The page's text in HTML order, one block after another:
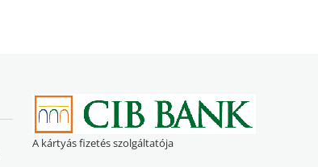
A kártyás fizetés szolgáltatója